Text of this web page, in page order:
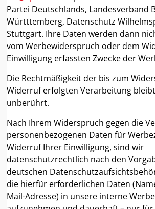
Partei Deutschlands, Landesverband
Württtemberg, Datenschutz
Stuttgart. Ihre Daten werden dann
vom Werbewiderspruch oder dem
Einwilligung erfassten Zwecke der
Die Rechtmäßigkeit der bis zum
Widerruf erfolgten Verarbeitung
unberührt.
Nach Ihrem Widerspruch gegen die
personenbezogenen Daten für
Widerruf Ihrer Einwilligung, sind wir
datenschutzrechtlich nach den
deutschen
die hierfür erforderlichen Daten
Mail-Adresse) in unsere interne